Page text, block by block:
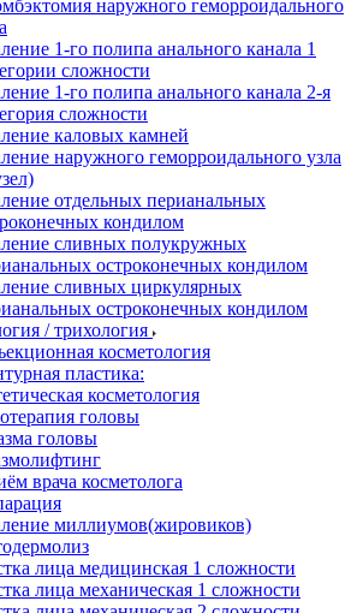
наружного геморроидального
1-го полипа анального канала 1
сложности
1-го полипа анального канала 2-я
сложности
каловых камней
наружного геморроидального узла
отдельных перианальных
кондилом
сливных полукружных
остроконечных кондилом
сливных циркулярных
остроконечных кондилом
/ трихология
косметология
пластика:
косметология
головы
головы
врача косметолога
миллиумов(жировиков)
лица медицинская 1 сложности
лица механическая 1 сложности